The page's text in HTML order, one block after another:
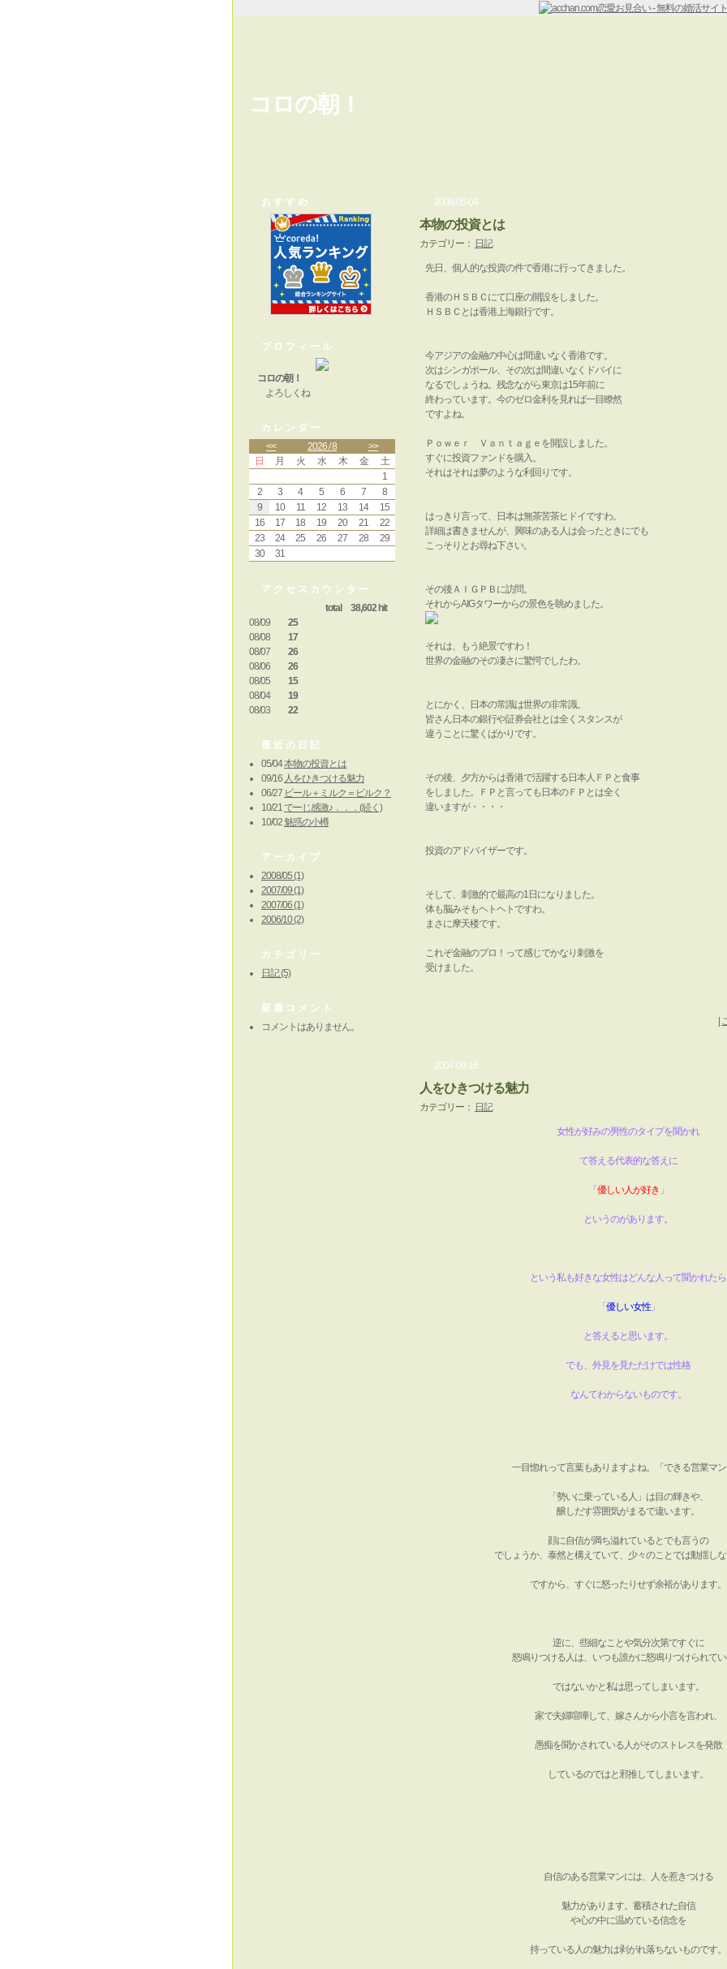
コロの朝！
おすすめ
プロフィール
コロの朝！
よろしくね
カレンダー
<<
2026 / 8
>>
日
月 火 水 木 金
土
1
2
3 4 5 6 7
8
9
10 11 12 13 14
15
16
17 18 19 20 21
22
23
24 25 26 27 28
29
30
31
アクセスカウンター
total 38,602 hit
08/09
25
08/08
17
08/07
26
08/06
26
08/05
15
08/04
19
08/03
22
最近の日記
05/04本物の投資とは
09/16 人をひきつける魅力
06/27 ビール＋ミルク＝ビルク？
10/21でーじ感激♪．．．(続く)
10/02 魅惑の小樽
アーカイブ
2008/05 (1)
2007/09 (1)
2007/06 (1)
2006/10 (2)
カテゴリー
日記 (5)
新着コメント
コメントはありません。
2008-05-04
本物の投資とは
カテゴリー： 日記
先日、個人的な投資の件で香港に行ってきました。
香港のＨＳＢＣにて口座の開設をしました。
ＨＳＢＣとは香港上海銀行です。
今アジアの金融の中心は間違いなく香港です。
次はシンガポール、その次は間違いなくドバイに
なるでしょうね。残念ながら東京は15年前に
終わっています。今のゼロ金利を見れば一目瞭然
ですよね。
Ｐｏｗｅｒ Ｖａｎｔａｇｅを開設しました。
すぐに投資ファンドを購入。
それはそれは夢のような利回りです。
はっきり言って、日本は無茶苦茶ヒドイですわ。
詳細は書きませんが、興味のある人は会ったときにでも
こっそりとお尋ね下さい。
その後ＡＩＧＰＢに訪問。
それからAIGタワーからの景色を眺めました。
それは、もう絶景ですわ！
世界の金融のその凄さに驚愕でしたわ。
とにかく、日本の常識は世界の非常識。
皆さん日本の銀行や証券会社とは全くスタンスが
違うことに驚くばかりです。
その後、夕方からは香港で活躍する日本人ＦＰと食事
をしました。ＦＰと言っても日本のＦＰとは全く
違いますが・・・・
投資のアドバイザーです。
そして、刺激的で最高の1日になりました。
体も脳みそもヘトヘトですわ。
まさに摩天楼です。
これぞ金融のプロ！って感じでかなり刺激を
受けました。
2007-09-16
人をひきつける魅力
カテゴリー： 日記
女性が好みの男性のタイプを聞かれ
て答える代表的な答えに
「 優しい人が好き 」
というのがあります。
という私も好きな女性はどんな人って聞かれたら
「 優しい女性」
と答えると思います。
でも、外見を見ただけでは性格
なんてわからないものです。
一目惚れって言葉もありますよね。「できる営業マ
「勢いに乗っている人」は目の輝きや、
醸しだす雰囲気がまるで違います。
顔に自信が満ち溢れているとでも言うの
でしょうか、泰然と構えていて、少々のことでは動揺しな
ですから、すぐに怒ったりせず余裕があります。
逆に、些細なことや気分次第ですぐに
怒鳴りつける人は、いつも誰かに怒鳴りつけられて
ではないかと私は思ってしまいます。
家で夫婦喧嘩して、嫁さんから小言を言われ、
愚痴を聞かされている人がそのストレスを発散
しているのではと邪推してしまいます。
自信のある営業マンには、人を惹きつける
魅力があります。蓄積された自信
や心の中に温めている信念を
持っている人の魅力は剥がれ落ちないものです。